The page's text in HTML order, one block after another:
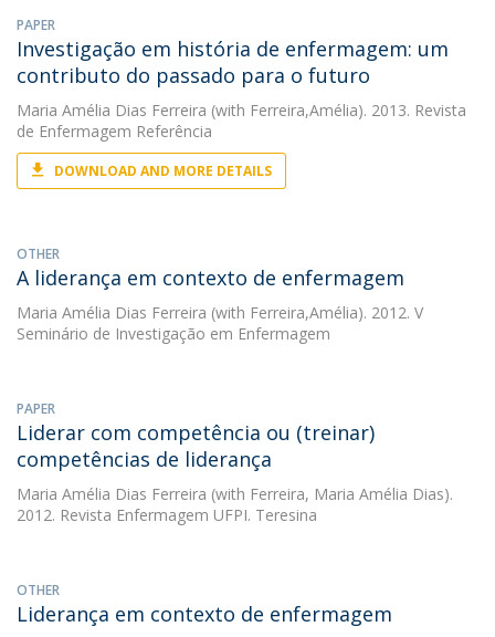
PAPER
Investigação em história de enfermagem: um
contributo do passado para o futuro
Maria Amélia Dias Ferreira (with Ferreira,Amélia). 2013. Revista
de Enfermagem Referência
DOWNLOAD AND MORE DETAILS
OTHER
A liderança em contexto de enfermagem
Maria Amélia Dias Ferreira (with Ferreira,Amélia). 2012. V
Seminário de Investigação em Enfermagem
PAPER
Liderar com competência ou (treinar)
competências de liderança
Maria Amélia Dias Ferreira (with Ferreira, Maria Amélia Dias).
2012. Revista Enfermagem UFPI. Teresina
OTHER
Liderança em contexto de enfermagem